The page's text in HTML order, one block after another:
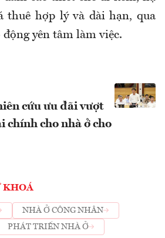
thuê hợp lý và dài hạn, qua
yên tâm làm việc.
cứu ưu đãi vượt
chính cho nhà ở cho
KHOÁ
NHÀ Ở CÔNG NHÂN
PHÁT TRIỂN NHÀ Ở